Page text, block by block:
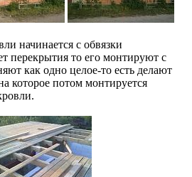
начинается с обвязки
перекрытия то его монтируют с
как одно целое-то есть делают
которое потом монтируется